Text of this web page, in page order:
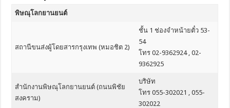
พิษณุโลกยานยนต์
สถานีขนส่งผู้โดยสารกรุงเทพ (หมอชิต 2)
ชั้น 1 ช่องจำหน้ายตั๋ว 53-
54
โทร 02-9362924 , 02-
9362925
สำนักงานพิษณุโลกยานยนต์ (ถนนพิชัย
สงคราม)
บริษัท
โทร 055-302021 , 055-
302022